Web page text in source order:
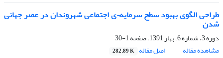
طراحی الگو‌ی بهبود سطح سرمایه¬ی اجتماعی شهروندان در عصر جهانی
شدن
دوره 3، شماره 6، بهار 1391، صفحه
1-30
مشاهده مقاله
اصل مقاله 282.89 K